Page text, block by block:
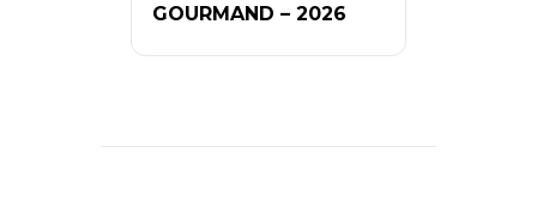
GOURMAND – 2026